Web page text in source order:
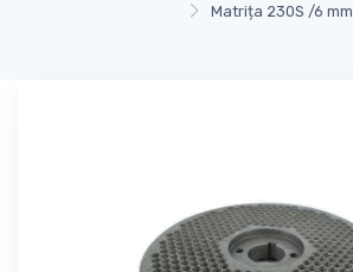
Matrița 230S /6 mm